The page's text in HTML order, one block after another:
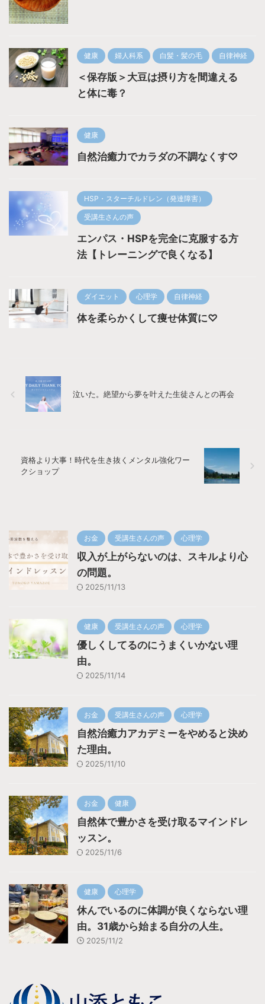
健康 婦人科系 白髪・髪の毛 自律神経
＜保存版＞大豆は摂り方を間違える
と体に毒？
健康
自然治癒力でカラダの不調なくす♡
HSP・スターチルドレン（発達障害）
受講生さんの声
エンパス・HSPを完全に克服する方
法【トレーニングで良くなる】
ダイエット 心理学 自律神経
体を柔らかくして痩せ体質に♡
泣いた。絶望から夢を叶えた生徒さんとの再会
資格より大事！時代を生き抜くメンタル強化ワー
クショップ
お金 受講生さんの声 心理学
収入が上がらないのは、スキルより心
の問題。
2025/11/13
健康 受講生さんの声 心理学
優しくしてるのにうまくいかない理
由。
2025/11/14
お金 受講生さんの声 心理学
自然治癒力アカデミーをやめると決め
た理由。
2025/11/10
お金 健康
自然体で豊かさを受け取るマインドレ
ッスン。
2025/11/6
健康 心理学
休んでいるのに体調が良くならない理
由。31歳から始まる自分の人生。
2025/11/2